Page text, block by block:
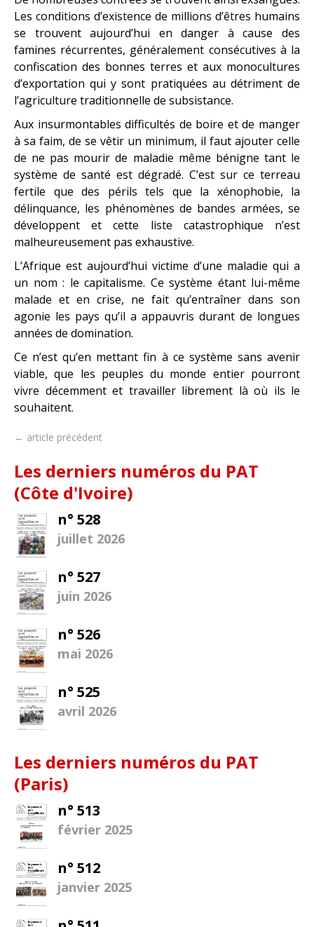
Les conditions d’existence de millions d’êtres humains
se trouvent aujourd’hui en danger à cause des
famines récurrentes, généralement consécutives à la
confiscation des bonnes terres et aux monocultures
d’exportation qui y sont pratiquées au détriment de
l’agriculture traditionnelle de subsistance.
Aux insurmontables difficultés de boire et de manger
à sa faim, de se vêtir un minimum, il faut ajouter celle
de ne pas mourir de maladie même bénigne tant le
système de santé est dégradé. C’est sur ce terreau
fertile que des périls tels que la xénophobie, la
délinquance, les phénomènes de bandes armées, se
développent et cette liste catastrophique n’est
malheureusement pas exhaustive.
L’Afrique est aujourd’hui victime d’une maladie qui a
un nom : le capitalisme. Ce système étant lui-même
malade et en crise, ne fait qu’entraîner dans son
agonie les pays qu’il a appauvris durant de longues
années de domination.
Ce n’est qu’en mettant fin à ce système sans avenir
viable, que les peuples du monde entier pourront
vivre décemment et travailler librement là où ils le
souhaitent.
← article précédent
Les derniers numéros du PAT
(Côte d'Ivoire)
n° 528
juillet 2026
n° 527
juin 2026
n° 526
mai 2026
n° 525
avril 2026
Les derniers numéros du PAT
(Paris)
n° 513
février 2025
n° 512
janvier 2025